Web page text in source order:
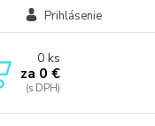
Prihlásenie
0ks
za 0 €